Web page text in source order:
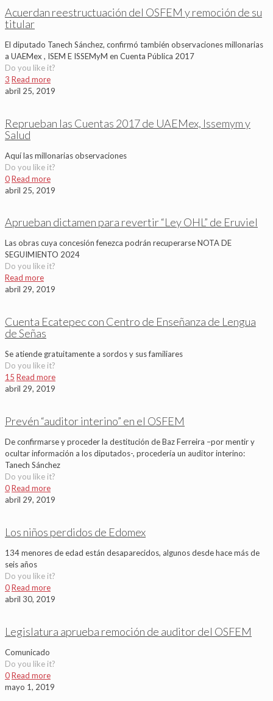
Acuerdan reestructuación del OSFEM y remoción de su
titular
El diputado Tanech Sánchez, confirmó también observaciones millonarias
a UAEMex , ISEM E ISSEMyM en Cuenta Pública 2017
Do you like it?
3 Read more
abril 25, 2019
Reprueban las Cuentas 2017 de UAEMex, Issemym y
Salud
Aquí las millonarias observaciones
Do you like it?
0Read more
abril 25, 2019
Aprueban dictamen para revertir “Ley OHL” de Eruviel
Las obras cuya concesión fenezca podrán recuperarse NOTA DE
SEGUIMIENTO 2024
Do you like it?
Read more
abril 29, 2019
Cuenta Ecatepec con Centro de Enseñanza de Lengua
de Señas
Se atiende gratuitamente a sordos y sus familiares
Do you like it?
15 Read more
abril 29, 2019
Prevén “auditor interino” en el OSFEM
De confirmarse y proceder la destitución de Baz Ferreira –por mentir y
ocultar información a los diputados-, procedería un auditor interino:
Tanech Sánchez
Do you like it?
0Read more
abril 29, 2019
Los niños perdidos de Edomex
134 menores de edad están desaparecidos, algunos desde hace más de
seis años
Do you like it?
0Read more
abril 30, 2019
Legislatura aprueba remoción de auditor del OSFEM
Comunicado
Do you like it?
0Read more
mayo 1, 2019